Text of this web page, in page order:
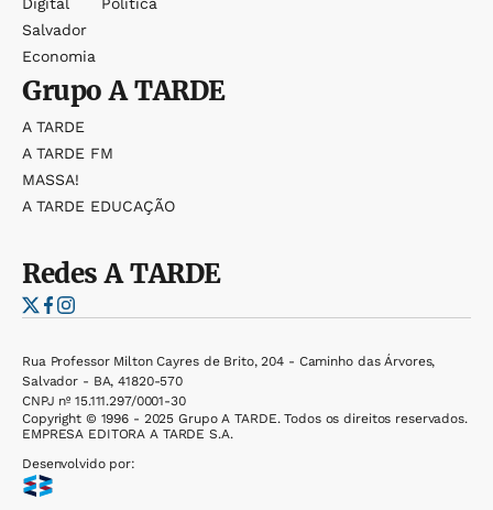
Salvador
Economia
GrupoA TARDE
A TARDE
A TARDE FM
MASSA!
A TARDE EDUCAÇÃO
RedesA TARDE
Rua Professor Milton Cayres de Brito, 204 - Caminho das Árvores,
Salvador - BA, 41820-570
CNPJ nº 15.111.297/0001-30
Copyright © 1996 - 2025 Grupo A TARDE. Todos os direitos reservados.
EMPRESA EDITORA A TARDE S.A.
Desenvolvido por: